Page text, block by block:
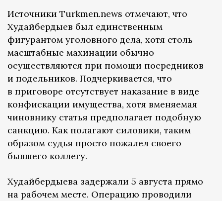
Источники Turkmen.news отмечают, что
Худайбердыев был единственным
фигурантом уголовного дела, хотя столь
масштабные махинации обычно
осуществляются при помощи посредников
и подельников. Подчеркивается, что
в приговоре отсутствует наказание в виде
конфискации имущества, хотя вменяемая
чиновнику статья предполагает подобную
санкцию. Как полагают силовики, таким
образом судья просто пожалел своего
бывшего коллегу.
Худайбердыева задержали 5 августа прямо
на рабочем месте. Операцию проводили